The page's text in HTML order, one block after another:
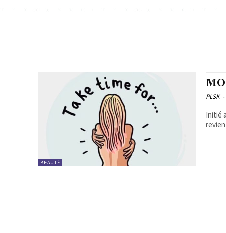
BEAUTÉ
PLSK -
Initié